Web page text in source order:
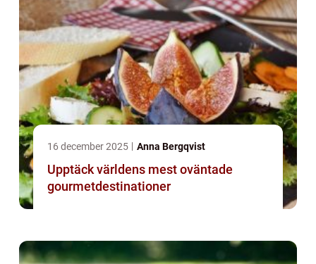
16 december 2025 Anna Bergqvist
Upptäck världens mest oväntade
gourmetdestinationer